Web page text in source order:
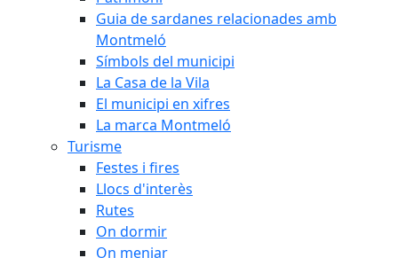
Guia de sardanes relacionades amb
Montmeló
Símbols del municipi
La Casa de la Vila
El municipi en xifres
La marca Montmeló
Turisme
Festes i fires
Llocs d'interès
Rutes
On dormir
On menjar